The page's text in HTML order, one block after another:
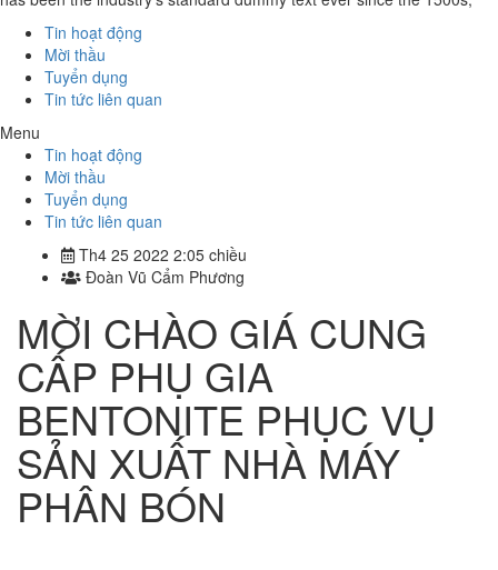
Tin hoạt động
Mời thầu
Tuyển dụng
Tin tức liên quan
Menu
Tin hoạt động
Mời thầu
Tuyển dụng
Tin tức liên quan
Th4 25 2022 2:05 chiều
Đoàn Vũ Cẩm Phương
MỜI CHÀO GIÁ CUNG
CẤP PHỤ GIA
BENTONITE PHỤC VỤ
SẢN XUẤT NHÀ MÁY
PHÂN BÓN